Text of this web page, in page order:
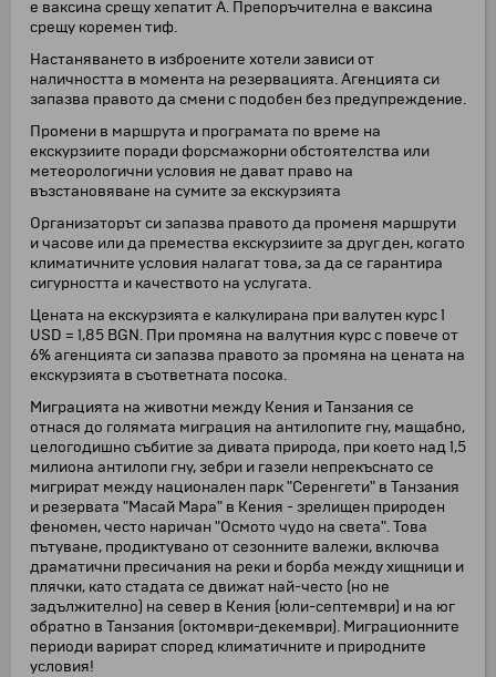
е ваксина срещу хепатит А. Препоръчителна е ваксина
срещу коремен тиф.
Настаняването в изброените хотели зависи от
наличността в момента на резервацията. Агенцията си
запазва правото да смени с подобен без предупреждение.
Промени в маршрута и програмата по време на
екскурзиите поради форсмажорни обстоятелства или
метеорологични условия не дават право на
възстановяване на сумите за екскурзията
Организаторът си запазва правото да променя маршрути
и часове или да премества екскурзиите за друг ден, когато
климатичните условия налагат това, за да се гарантира
сигурността и качеството на услугата.
Цената на екскурзията е калкулирана при валутен курс 1
USD = 1,85 BGN. При промяна на валутния курс с повече от
6% агенцията си запазва правото за промяна на цената на
екскурзията в съответната посока.
Миграцията на животни между Кения и Танзания се
отнася до голямата миграция на антилопите гну, мащабно,
целогодишно събитие за дивата природа, при което над 1,5
милиона антилопи гну, зебри и газели непрекъснато се
мигрират между национален парк "Серенгети" в Танзания
и резервата "Масай Мара" в Кения - зрелищен природен
феномен, често наричан "Осмото чудо на света". Това
пътуване, продиктувано от сезонните валежи, включва
драматични пресичания на реки и борба между хищници и
плячки, като стадата се движат най-често (но не
задължително) на север в Кения (юли-септември) и на юг
обратно в Танзания (октомври-декември). Миграционните
периоди варират според климатичните и природните
условия!